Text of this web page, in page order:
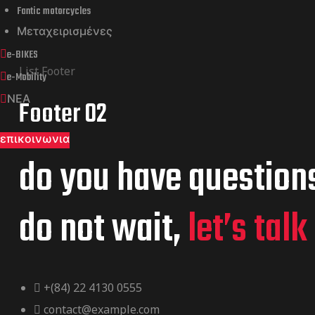
Fantic motorcycles
Μεταχειρισμένες
e-BIKES
e-Mobility
ΝΕΑ
επικοινωνια
Archives:
Footer
List Footer
Footer 02
do you have
do not wait,let’s talk
+(84) 22 4130 0555
contact@example.com